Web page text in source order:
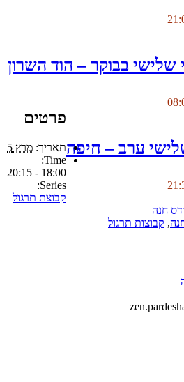
שלישי בבוקר – הוד השרון
ערב – חיפה
פרטים
תאריך: מרץ 5
Time:
18:00 - 20:15
Series:
קבוצת תרגול
חנה
, קבוצות תרגול